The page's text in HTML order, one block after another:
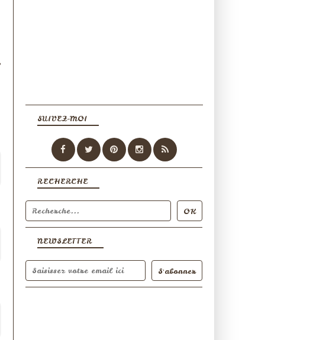
NEWSLETTER
SUIVEZ-MOI
RECHERCHE